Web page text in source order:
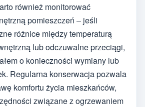
również monitorować
pomieszczeń – jeśli
różnice między temperaturą
lub odczuwalne przeciągi,
o konieczności wymiany lub
Regularna konserwacja pozwala
komfortu życia mieszkańców,
związane z ogrzewaniem